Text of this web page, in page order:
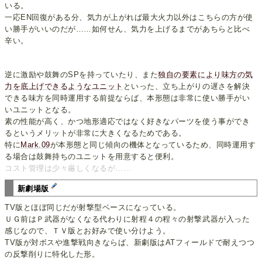
いる。
一応EN回復がある分、気力が上がれば最大火力以外はこちらの方が使
い勝手がいいのだが……如何せん、気力を上げるまでがあちらと比べ
辛い。
逆に激励や鼓舞のSPを持っていたり、また独自の要素により味方の気
力を底上げできるようなユニット といった、立ち上がりの遅さを解決
できる味方を同時運用する前提ならば、本形態は非常に使い勝手がい
いユニットとなる。
素の性能が高く、かつ地形適応ではなく好きなパーツを使う事ができ
るというメリットが非常に大きくなるためである。
特に Mark.09が本形態と同じ傾向の機体となっているため、同時運用す
る場合は鼓舞持ちのユニットを用意すると便利。
コスト管理は少々厳しくなるが……
新劇場版
TV版とほぼ同じだが射撃型ベースになっている。
ＵＧ前はＰ武器がなくなる代わりに射程４の程々の射撃武器が入った
感じなので、ＴＶ版とお好みで使い分けよう。
TV版が対ボスや進撃戦向きならば、新劇版はATフィールドで耐えつつ
の反撃削りに特化した形。